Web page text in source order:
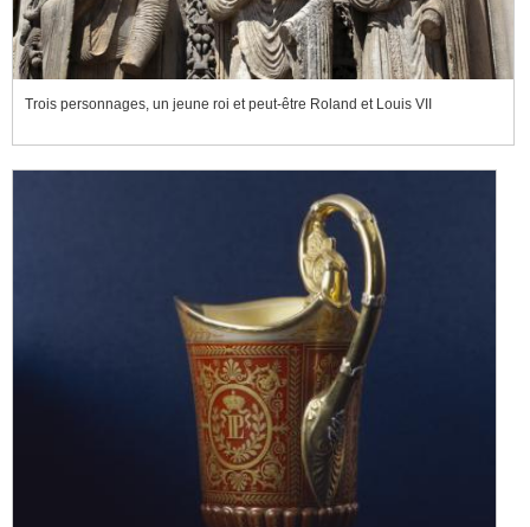
Trois personnages, un jeune roi et peut-être Roland et Louis VII